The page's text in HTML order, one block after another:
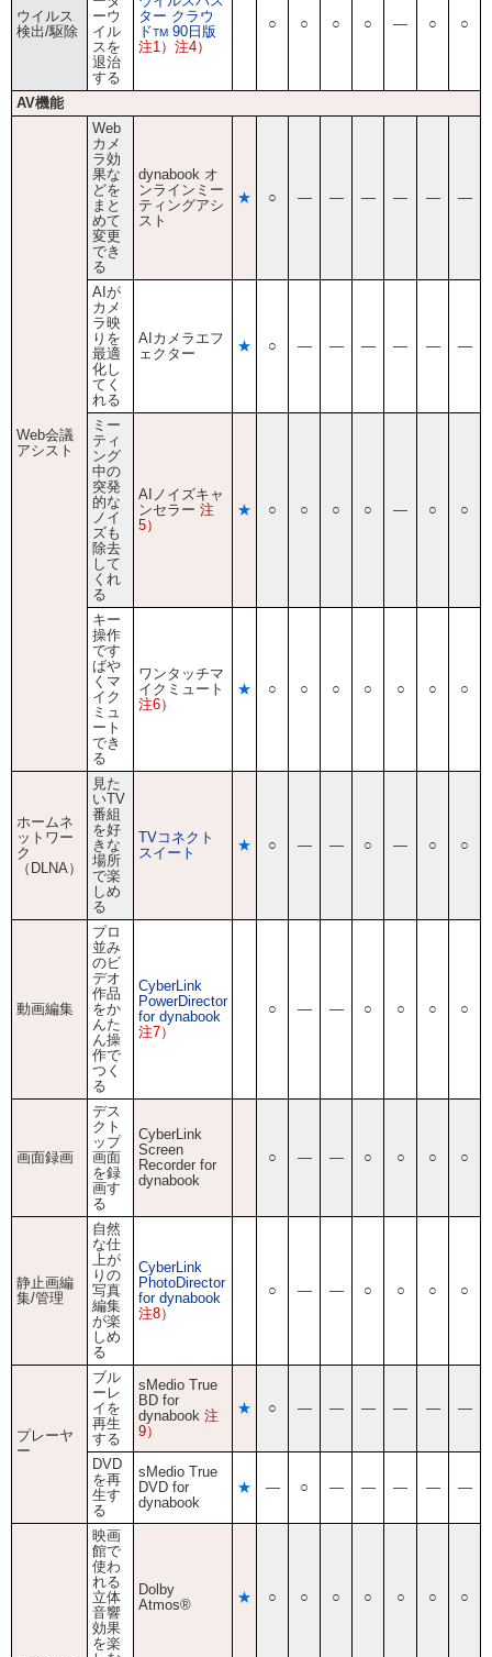
ウイルス
検出/駆除
ーウ
イル
スを
退治
する
ター クラウ
ドTM 90日版
注1）注4）
○ ○ ○ ○ ― ○ ○
AV機能
Web会議
アシスト
Web
カメ
ラ効
果な
どを
まと
めて
変更
でき
る
dynabook オ
ンラインミー
ティングアシ
スト
★ ○ ― ― ― ― ― ―
AIが
カメ
ラ映
りを
最適
化し
てく
れる
AIカメラエフ
ェクター
★ ○ ― ― ― ― ― ―
ミー
ティ
ング
中の
突発
的な
ノイ
ズも
除去
して
くれ
る
AIノイズキャ
ンセラー 注
5）
★ ○ ○ ○ ○ ― ○ ○
キー
操作
です
ばや
くマ
イク
ミュ
ート
でき
る
ワンタッチマ
イクミュート
注6）
★ ○ ○ ○ ○ ○ ○ ○
ホームネ
ットワー
ク
（DLNA）
見た
いTV
番組
を好
きな
場所
で楽
しめ
る
TVコネクト
スイート
★ ○ ― ― ○ ― ○ ○
動画編集
プロ
並み
のビ
デオ
作品
をか
んた
ん操
作で
つく
る
CyberLink
PowerDirector
for dynabook
注7）
○ ― ― ○ ○ ○ ○
画面録画
デス
クト
ップ
画面
を録
画す
る
CyberLink
Screen
Recorder for
dynabook
○ ― ― ○ ○ ○ ○
静止画編
集/管理
自然
な仕
上が
りの
写真
編集
が楽
しめ
る
CyberLink
PhotoDirector
for dynabook
注8）
○ ― ― ○ ○ ○ ○
プレーヤ
ー
ブル
ーレ
イを
再生
する
sMedio True
BD for
dynabook 注
9）
★ ○ ― ― ― ― ― ―
DVD
を再
生す
る
sMedio True
DVD for
dynabook
★ ― ○ ― ― ― ― ―
映画
館で
使わ
れる
立体
音響
効果
を楽
Dolby
Atmos®
★ ○ ○ ○ ○ ○ ○ ○